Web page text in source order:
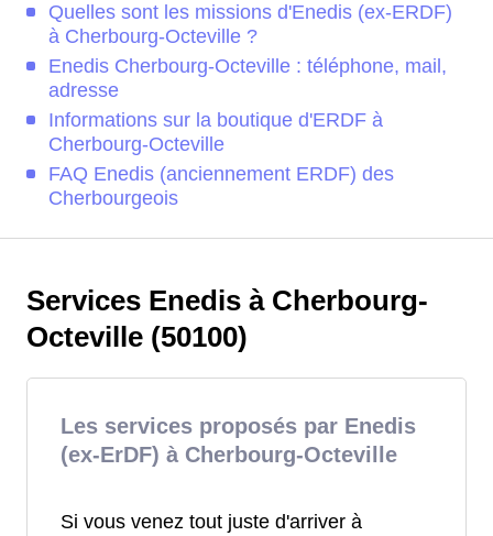
Quelles sont les missions d'Enedis (ex-ERDF)
à Cherbourg-Octeville ?
Enedis Cherbourg-Octeville : téléphone, mail,
adresse
Informations sur la boutique d'ERDF à
Cherbourg-Octeville
FAQ Enedis (anciennement ERDF) des
Cherbourgeois
Services Enedis à Cherbourg-
Octeville (50100)
Les services proposés par Enedis
(ex-ErDF) à Cherbourg-Octeville
Si vous venez tout juste d'arriver à